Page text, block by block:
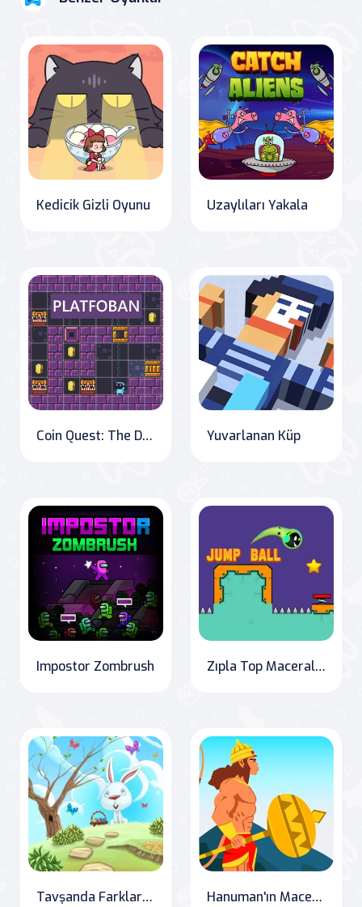
Kedicik Gizli Oyunu Uzaylıları Yakala
Coin Quest: The Dual Modes Adventure Yuvarlanan Küp
Impostor Zombrush Zıpla Top Maceraları
Tavşanda Farkları Bul Hanuman'ın Macerası